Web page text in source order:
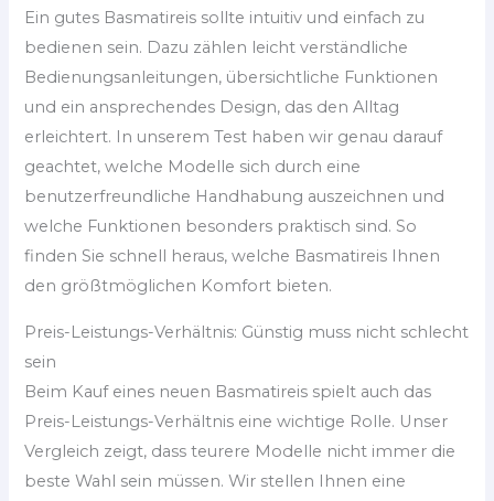
Ein gutes Basmatireis sollte intuitiv und einfach zu
bedienen sein. Dazu zählen leicht verständliche
Bedienungsanleitungen, übersichtliche Funktionen
und ein ansprechendes Design, das den Alltag
erleichtert. In unserem Test haben wir genau darauf
geachtet, welche Modelle sich durch eine
benutzerfreundliche Handhabung auszeichnen und
welche Funktionen besonders praktisch sind. So
finden Sie schnell heraus, welche Basmatireis Ihnen
den größtmöglichen Komfort bieten.
Preis-Leistungs-Verhältnis: Günstig muss nicht schlecht
sein
Beim Kauf eines neuen Basmatireis spielt auch das
Preis-Leistungs-Verhältnis eine wichtige Rolle. Unser
Vergleich zeigt, dass teurere Modelle nicht immer die
beste Wahl sein müssen. Wir stellen Ihnen eine